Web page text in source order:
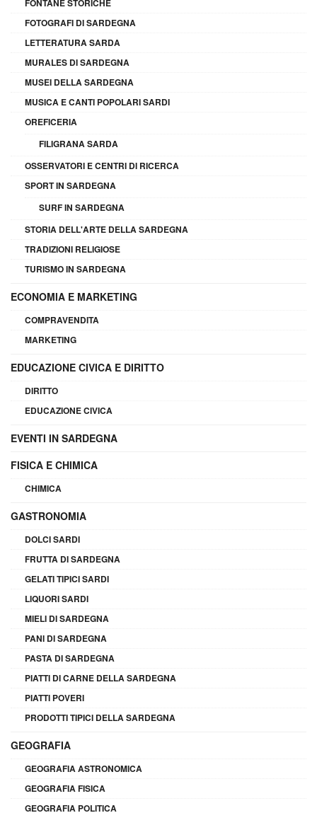
FONTANE STORICHE
FOTOGRAFI DI SARDEGNA
LETTERATURA SARDA
MURALES DI SARDEGNA
MUSEI DELLA SARDEGNA
MUSICA E CANTI POPOLARI SARDI
OREFICERIA
FILIGRANA SARDA
OSSERVATORI E CENTRI DI RICERCA
SPORT IN SARDEGNA
SURF IN SARDEGNA
STORIA DELL'ARTE DELLA SARDEGNA
TRADIZIONI RELIGIOSE
TURISMO IN SARDEGNA
ECONOMIA E MARKETING
COMPRAVENDITA
MARKETING
EDUCAZIONE CIVICA E DIRITTO
DIRITTO
EDUCAZIONE CIVICA
EVENTI IN SARDEGNA
FISICA E CHIMICA
CHIMICA
GASTRONOMIA
DOLCI SARDI
FRUTTA DI SARDEGNA
GELATI TIPICI SARDI
LIQUORI SARDI
MIELI DI SARDEGNA
PANI DI SARDEGNA
PASTA DI SARDEGNA
PIATTI DI CARNE DELLA SARDEGNA
PIATTI POVERI
PRODOTTI TIPICI DELLA SARDEGNA
GEOGRAFIA
GEOGRAFIA ASTRONOMICA
GEOGRAFIA FISICA
GEOGRAFIA POLITICA